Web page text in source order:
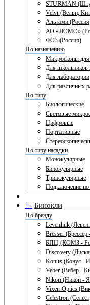
STURMAN
Velvi (Велви;
Альтами
АО «ЛОМО»
ФОЗ (Россия)
По назначению
Микроскопы для
Для школьников
Для лаборатории
Для различных
По типу
Биологические
Световые
Цифровые
Портативные
По типу насадки
Монокулярные
Бинокулярные
Тринокулярные
Подключение
+- Бинокли
По бренду
Levenhuk
Bresser
БПЦ (КОМЗ -
Discovery
Konus (Конус -
Veber (Вебер -
Nikon (Никон -
Vixen Optics
Celestron